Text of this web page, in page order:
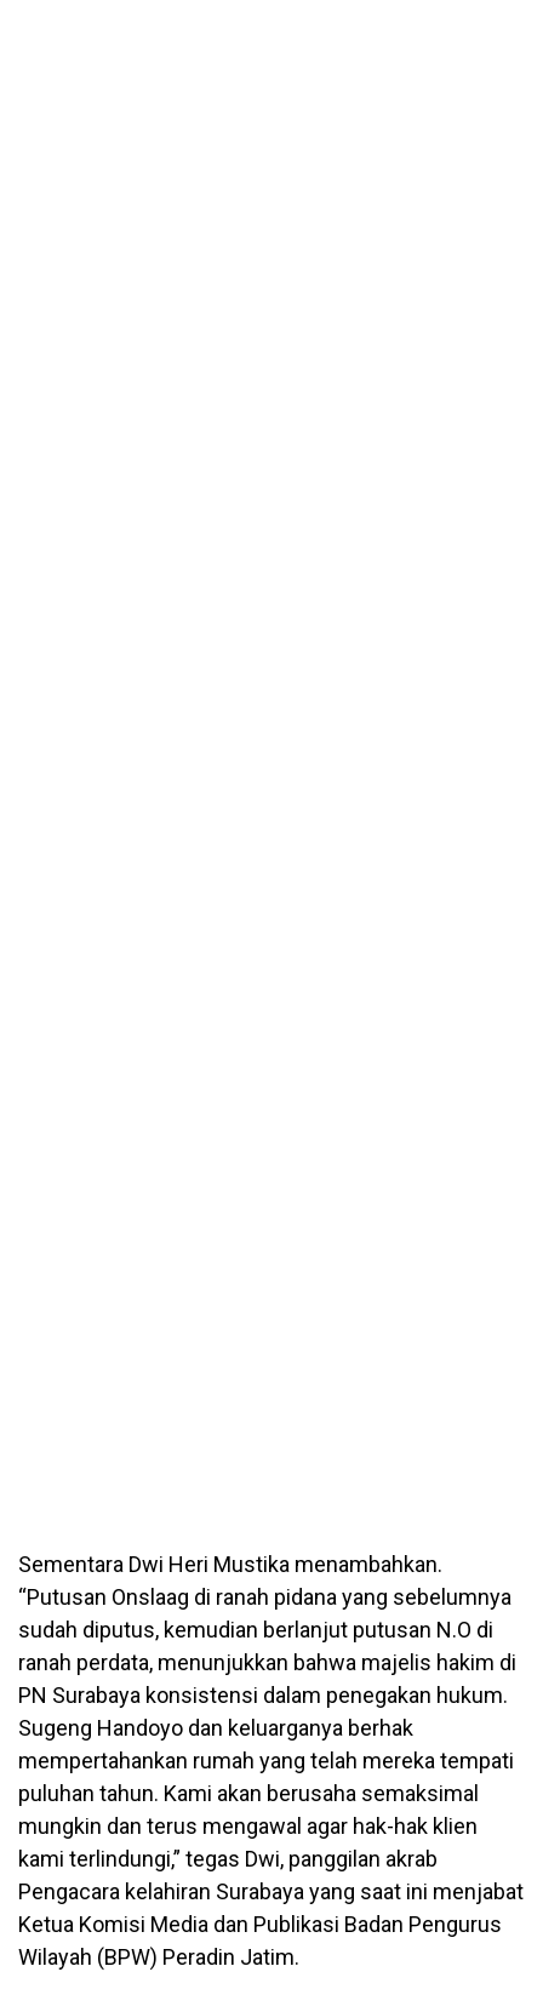
Sementara Dwi Heri Mustika menambahkan.
“Putusan Onslaag di ranah pidana yang sebelumnya
sudah diputus, kemudian berlanjut putusan N.O di
ranah perdata, menunjukkan bahwa majelis hakim di
PN Surabaya konsistensi dalam penegakan hukum.
Sugeng Handoyo dan keluarganya berhak
mempertahankan rumah yang telah mereka tempati
puluhan tahun. Kami akan berusaha semaksimal
mungkin dan terus mengawal agar hak-hak klien
kami terlindungi,” tegas Dwi, panggilan akrab
Pengacara kelahiran Surabaya yang saat ini menjabat
Ketua Komisi Media dan Publikasi Badan Pengurus
Wilayah (BPW) Peradin Jatim.